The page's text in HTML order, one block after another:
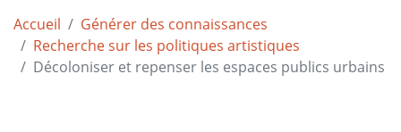
Accueil
Générer des connaissances
Recherche sur les politiques artistiques
Décoloniser et repenser les espaces publics urbains